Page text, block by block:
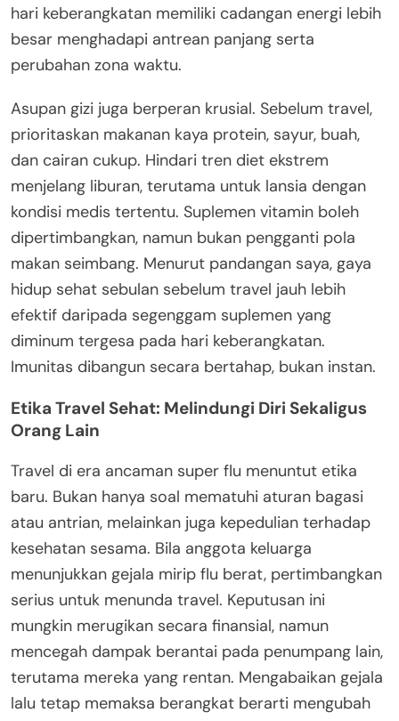
hari keberangkatan memiliki cadangan energi lebih
besar menghadapi antrean panjang serta
perubahan zona waktu.
Asupan gizi juga berperan krusial. Sebelum travel,
prioritaskan makanan kaya protein, sayur, buah,
dan cairan cukup. Hindari tren diet ekstrem
menjelang liburan, terutama untuk lansia dengan
kondisi medis tertentu. Suplemen vitamin boleh
dipertimbangkan, namun bukan pengganti pola
makan seimbang. Menurut pandangan saya, gaya
hidup sehat sebulan sebelum travel jauh lebih
efektif daripada segenggam suplemen yang
diminum tergesa pada hari keberangkatan.
Imunitas dibangun secara bertahap, bukan instan.
Etika Travel Sehat: Melindungi Diri Sekaligus
Orang Lain
Travel di era ancaman super flu menuntut etika
baru. Bukan hanya soal mematuhi aturan bagasi
atau antrian, melainkan juga kepedulian terhadap
kesehatan sesama. Bila anggota keluarga
menunjukkan gejala mirip flu berat, pertimbangkan
serius untuk menunda travel. Keputusan ini
mungkin merugikan secara finansial, namun
mencegah dampak berantai pada penumpang lain,
terutama mereka yang rentan. Mengabaikan gejala
lalu tetap memaksa berangkat berarti mengubah